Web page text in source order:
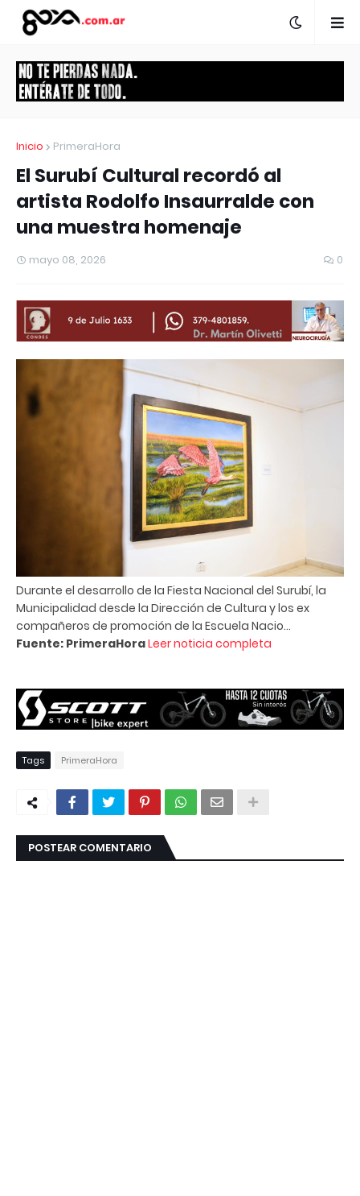
Inicio PrimeraHora
El Surubí Cultural recordó al
artista Rodolfo Insaurralde con
una muestra homenaje
mayo 08, 2026 0
Durante el desarrollo de la Fiesta Nacional del Surubí, la
Municipalidad desde la Dirección de Cultura y los ex
compañeros de promoción de la Escuela Nacio...
Fuente: PrimeraHoraLeer noticia completa
Tags PrimeraHora
POSTEAR COMENTARIO